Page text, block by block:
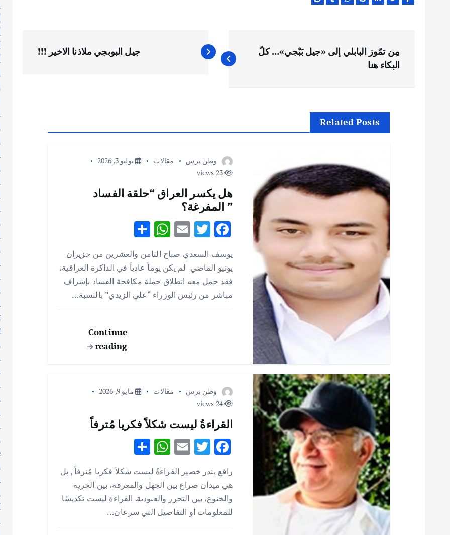
ص
مِن تمّوز البابلي إلى «جيل بَبْجي»… كلّ
البكاء هنا
جيل البوبجي ملاذنا الاخير !!!
Related Posts
وطن برس مقالات
يوليو 3, 2026
23 views
هل يكسر العراق “حلقة الفساد
” المفرغة؟
F
ac
e
b
o
o
T
it
te
r
E
m
ai
l
W
h
at
s
A
p
S
h
ar
e
يوسف السعدي صباح الثامن والعشرين من حزيران
يونيو الماضي لم يكن يوماً عادياً في الذاكرة العراقية،
فقد حمل معه انطلاق حملة مكافحة الفساد بإشراف
مباشر من رئيس الوزراء “علي الزيدي” بالنسبة…
Continue
reading
وطن برس مقالات
مايو 9, 2026
24 views
القراءةُ ليست شكلاً فكريا مُترفاً
F
e
b
o
o
T
it
te
r
E
m
ai
l
W
h
at
s
A
p
S
ar
e
رافع بندر خضير القراءةُ ليست شكلاً فكريا مُترفاً , بل
هي ميدان صراع بين الجهل والمعرفة، بين الحرية
والخنوع، بين التحرر والعبودية. القراءة ليست تكديسًا
للمعلومات أو التفاصيل التي سرعان…